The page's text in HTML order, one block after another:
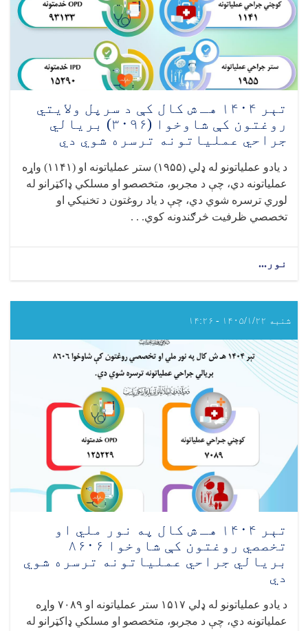
کې
۲۸۴۸
عملیاتونه
ترسره
شوي
دي
تېر ۱۴۰۴ هـ ش کال کې د سرپل ولایتي
روغتون کې شاوخوا (۳۰۹۶) بریالي
جراحي عملیاتونه ترسره شوي دي
د یادو عملیاتونو له ډلي (۱۹۵۵) ستر عملیاتونه او (۱۱۴۱)
واړه
عملیاتونه دي، چې د مجربو، متخصصو او مسلکي ډاکټرانو له
لوري ترسره شوي دي، چې د یاد روغتون د تخنیکي او
تخصصي ظرفیت څرګندونه کوي. . .
نور...
هـ
ش
کې
د
سرپل
روغتون
شاوخوا
(۳۰۹۶)
بریالي
جراحي
عملیاتونه
ترسره
دي
شنبه ۱۴۰۵/۱/۲۲ - ۱۴:۲۶
تېر ۱۴۰۴ هـ ش کال په نور ملي او
تخصصي روغتون کې شاوخوا ۸۶۰۶
بریالي جراحي عملیاتونه ترسره شوي
دي
د یادو عملیاتونو له ډلي ۱۵۱۷ ستر عملیاتونه او ۷۰۸۹ واړه
عملیاتونه دي، چې د مجربو، متخصصو او مسلکي ډاکټرانو له